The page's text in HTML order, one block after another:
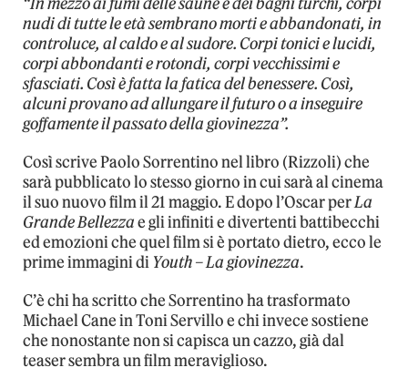
nudi di tutte le età sembrano morti e abbandonati, in
controluce, al caldo e al sudore. Corpi tonici e lucidi,
corpi abbondanti e rotondi, corpi vecchissimi e
sfasciati. Così è fatta la fatica del benessere. Così,
alcuni provano ad allungare il futuro o a inseguire
goffamente il passato della giovinezza”.
Così scrive Paolo Sorrentino nel libro (Rizzoli) che
sarà pubblicato lo stesso giorno in cui sarà al cinema
il suo nuovo film il 21 maggio. E dopo l’Oscar perLa
Grande Bellezzae gli infiniti e divertenti battibecchi
ed emozioni che quel film si è portato dietro, ecco le
prime immagini di Youth – La giovinezza.
C’è chi ha scritto che Sorrentino ha trasformato
Michael Cane in Toni Servillo e chi invece sostiene
che nonostante non si capisca un cazzo, già dal
teaser sembra un film meraviglioso.